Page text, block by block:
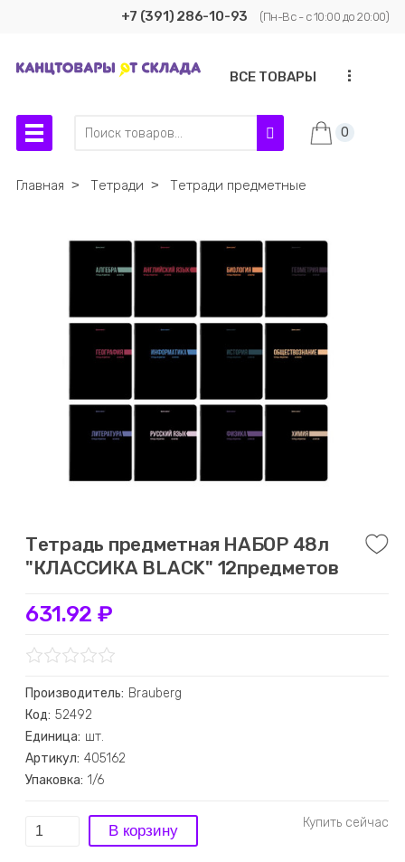
+7 (391) 286-10-93 (Пн-Вс - с 10:00 до 20:00)
ВСЕ ТОВАРЫ ...
0
Главная ˃ Тетради ˃ Тетради предметные
Тетрадь предметная НАБОР 48л
"КЛАССИКА BLACK" 12предметов
631.92 ₽
Производитель: Brauberg
Код: 52492
Единица: шт.
Артикул: 405162
Упаковка: 1/6